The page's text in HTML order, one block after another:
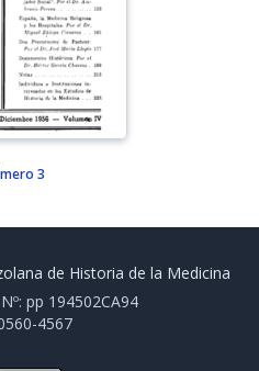
3
de Historia de la Medicina
pp 194502CA94
4567